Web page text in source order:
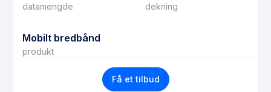
datamengde dekning
Mobilt bredbånd
produkt
Få et tilbud